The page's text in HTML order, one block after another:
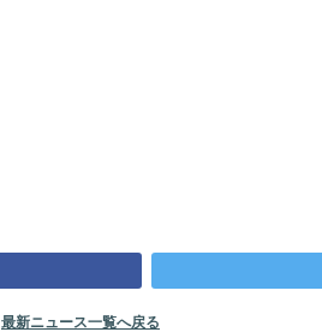
最新ニュース一覧へ戻る